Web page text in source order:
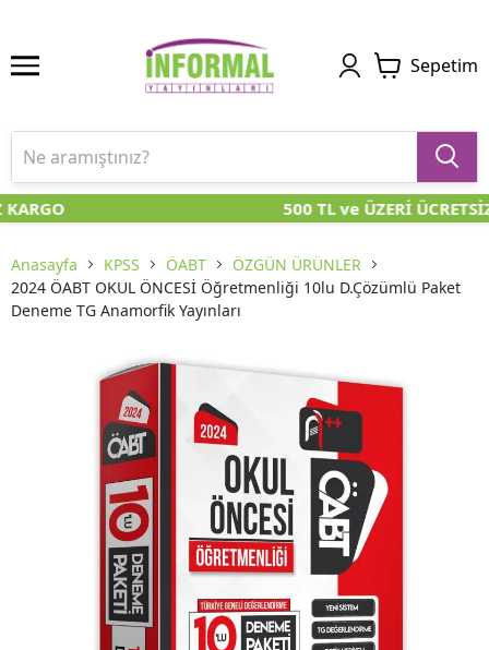
Sepetim
500 TL ve ÜZERİ
Anasayfa KPSS ÖABT
ÖZGÜN ÜRÜNLER
2024 ÖABT OKUL ÖNCESİ Öğretmenliği 10lu D.Çözümlü Paket
Deneme TG Anamorfik Yayınları